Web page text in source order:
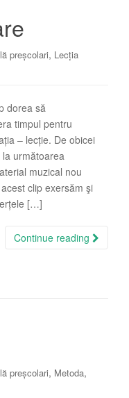
preșcolari, Lecția
dorea să
timpul pentru
– lecție. De obicei
următoarea
muzical nou
clip exersăm şi
[…]
Continue reading
preșcolari, Metoda,